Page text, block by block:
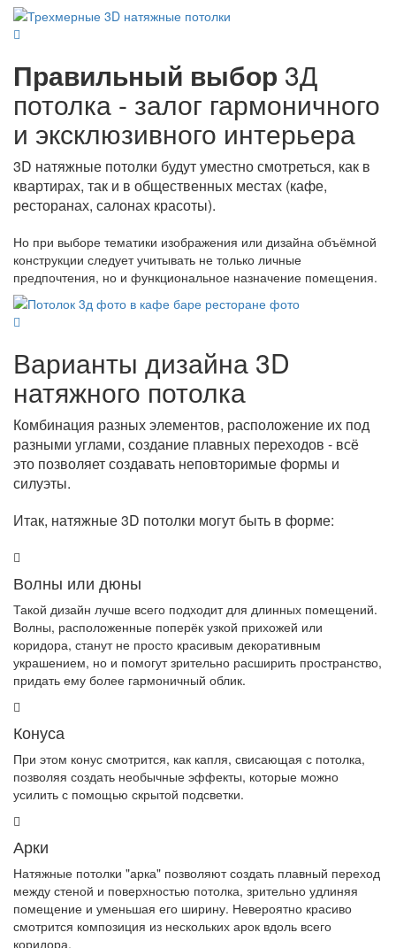
Правильный выбор 3Д
потолка - залог гармоничного
и эксклюзивного интерьера
3D натяжные потолки будут уместно смотреться, как в
квартирах, так и в общественных местах (кафе,
ресторанах, салонах красоты).
Но при выборе тематики изображения или дизайна объёмной
конструкции следует учитывать не только личные
предпочтения, но и функциональное назначение помещения.
Варианты дизайна 3D
натяжного потолка
Комбинация разных элементов, расположение их под
разными углами, создание плавных переходов - всё
это позволяет создавать неповторимые формы и
силуэты.
Итак, натяжные 3D потолки могут быть в форме:
Волны или дюны
Такой дизайн лучше всего подходит для длинных помещений.
Волны, расположенные поперёк узкой прихожей или
коридора, станут не просто красивым декоративным
украшением, но и помогут зрительно расширить пространство,
придать ему более гармоничный облик.
Конуса
При этом конус смотрится, как капля, свисающая с потолка,
позволяя создать необычные эффекты, которые можно
усилить с помощью скрытой подсветки.
Арки
Натяжные потолки "арка" позволяют создать плавный переход
между стеной и поверхностью потолка, зрительно удлиняя
помещение и уменьшая его ширину. Невероятно красиво
смотрится композиция из нескольких арок вдоль всего
коридора.